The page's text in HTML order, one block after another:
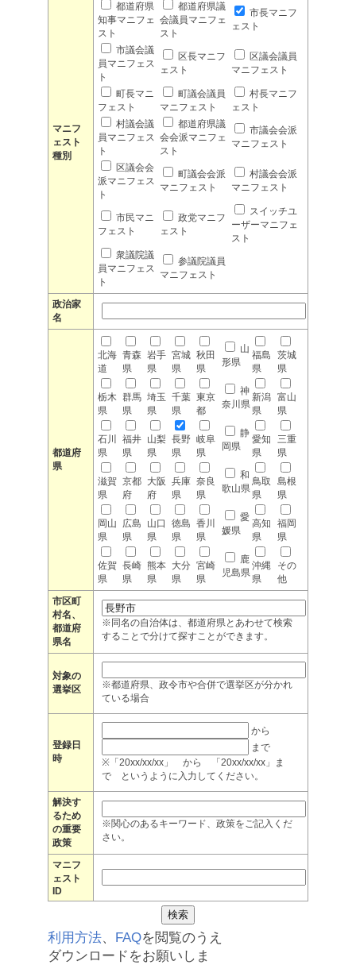
マニフ
ェスト
種別
都道府県
知事マニフェ
スト
都道府県議
会議員マニフェ
スト
市長マニフ
ェスト
市議会議
員マニフェス
ト
区長マニフ
ェスト
区議会議員
マニフェスト
町長マニ
フェスト
町議会議員
マニフェスト
村長マニフ
ェスト
村議会議
員マニフェス
ト
都道府県議
会会派マニフェ
スト
市議会会派
マニフェスト
区議会会
派マニフェス
ト
町議会会派
マニフェスト
村議会会派
マニフェスト
市民マニ
フェスト
政党マニフ
ェスト
スイッチユ
ーザーマニフェ
スト
衆議院議
員マニフェス
ト
参議院議員
マニフェスト
政治家
名
都道府
県
北海
道
青森
県
岩手
県
宮城
県
秋田
県
山
形県
福島
県
茨城
県
栃木
県
群馬
県
埼玉
県
千葉
県
東京
都
神
奈川県
新潟
県
富山
県
石川
県
福井
県
山梨
県
長野
県
岐阜
県
静
岡県
愛知
県
三重
県
滋賀
県
京都
府
大阪
府
兵庫
県
奈良
県
和
歌山県
鳥取
県
島根
県
岡山
県
広島
県
山口
県
徳島
県
香川
県
愛
媛県
高知
県
福岡
県
佐賀
県
長崎
県
熊本
県
大分
県
宮崎
県
鹿
児島県
沖縄
県
その
他
市区町
村名、
都道府
県名
※同名の自治体は、都道府県とあわせて検索
することで分けて探すことができます。
対象の
選挙区
※都道府県、政令市や合併で選挙区が分かれ
ている場合
登録日
時
から
まで
※「20xx/xx/xx」 から 「20xx/xx/xx」ま
で というように入力してください。
解決す
るため
の重要
政策
※関心のあるキーワード、政策をご記入くだ
さい。
マニフ
ェスト
ID
利用方法、 FAQを閲覧のうえ
ダウンロードをお願いしま